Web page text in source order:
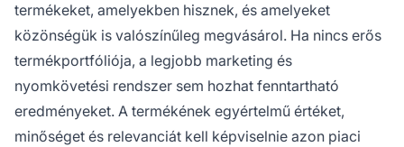
termékeket, amelyekben hisznek, és amelyeket
közönségük is valószínűleg megvásárol. Ha nincs erős
termékportfóliója, a legjobb marketing és
nyomkövetési rendszer sem hozhat fenntartható
eredményeket. A termékének egyértelmű értéket,
minőséget és relevanciát kell képviselnie azon piaci